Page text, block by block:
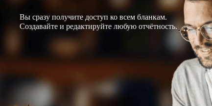
Вы сразу получите доступ ко всем бланкам.
Создавайте и редактируйте любую отчётность.